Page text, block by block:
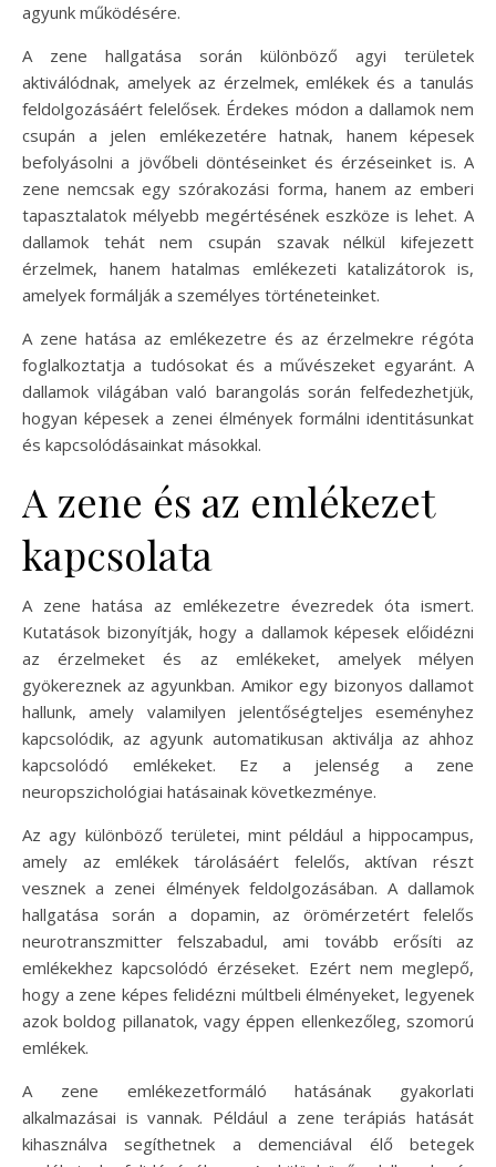
agyunk működésére.
A zene hallgatása során különböző agyi területek
aktiválódnak, amelyek az érzelmek, emlékek és a tanulás
feldolgozásáért felelősek. Érdekes módon a dallamok nem
csupán a jelen emlékezetére hatnak, hanem képesek
befolyásolni a jövőbeli döntéseinket és érzéseinket is. A
zene nemcsak egy szórakozási forma, hanem az emberi
tapasztalatok mélyebb megértésének eszköze is lehet. A
dallamok tehát nem csupán szavak nélkül kifejezett
érzelmek, hanem hatalmas emlékezeti katalizátorok is,
amelyek formálják a személyes történeteinket.
A zene hatása az emlékezetre és az érzelmekre régóta
foglalkoztatja a tudósokat és a művészeket egyaránt. A
dallamok világában való barangolás során felfedezhetjük,
hogyan képesek a zenei élmények formálni identitásunkat
és kapcsolódásainkat másokkal.
A zene és az emlékezet
kapcsolata
A zene hatása az emlékezetre évezredek óta ismert.
Kutatások bizonyítják, hogy a dallamok képesek előidézni
az érzelmeket és az emlékeket, amelyek mélyen
gyökereznek az agyunkban. Amikor egy bizonyos dallamot
hallunk, amely valamilyen jelentőségteljes eseményhez
kapcsolódik, az agyunk automatikusan aktiválja az ahhoz
kapcsolódó emlékeket. Ez a jelenség a zene
neuropszichológiai hatásainak következménye.
Az agy különböző területei, mint például a hippocampus,
amely az emlékek tárolásáért felelős, aktívan részt
vesznek a zenei élmények feldolgozásában. A dallamok
hallgatása során a dopamin, az örömérzetért felelős
neurotranszmitter felszabadul, ami tovább erősíti az
emlékekhez kapcsolódó érzéseket. Ezért nem meglepő,
hogy a zene képes felidézni múltbeli élményeket, legyenek
azok boldog pillanatok, vagy éppen ellenkezőleg, szomorú
emlékek.
A zene emlékezetformáló hatásának gyakorlati
alkalmazásai is vannak. Például a zene terápiás hatását
kihasználva segíthetnek a demenciával élő betegek